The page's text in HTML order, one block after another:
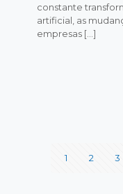
constante
artificial, as
empresas […]
1 2 3